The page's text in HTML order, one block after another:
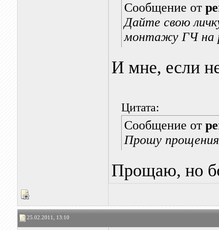
Сообщение от
Дайте свою
монтажу ГЧ на
И мне, если
Цитата:
Сообщение от
Прошу прощения
Прощаю, но
25.02.2011, 13:10